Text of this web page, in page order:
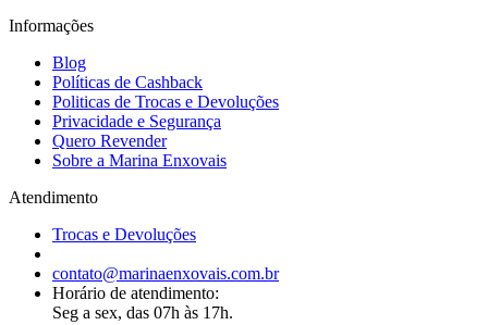
Informações
Blog
Políticas de Cashback
Politicas de Trocas e Devoluções
Privacidade e Segurança
Quero Revender
Sobre a Marina Enxovais
Atendimento
Trocas e Devoluções
contato@marinaenxovais.com.br
Horário de atendimento:
Seg a sex, das 07h às 17h.